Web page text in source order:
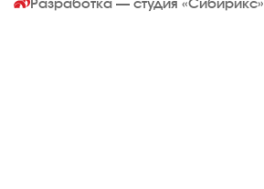
Разработка — студия «Сибирикс»